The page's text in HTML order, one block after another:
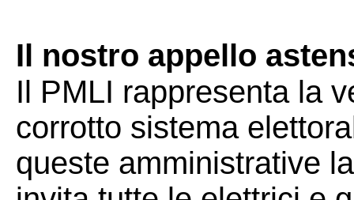
Il nostro appello
Il PMLI rappresenta la
corrotto sistema
queste amministrative